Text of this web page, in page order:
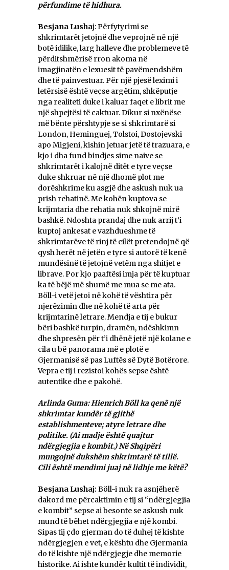
përfundime të hidhura.
Besjana Lushaj: Përfytyrimi se
shkrimtarët jetojnë dhe veprojnë në një
botë idilike, larg halleve dhe problemeve të
përditshmërisë rron akoma në
imagjinatën e lexuesit të pavëmendshëm
dhe të painvestuar. Për një pjesë leximi i
letërsisë është veçse argëtim, shkëputje
nga realiteti duke i kaluar faqet e librit me
një shpejtësi të caktuar. Dikur si nxënëse
më bënte përshtypje se si shkrimtarë si
London, Heminguej, Tolstoi, Dostojevski
apo Migjeni, kishin jetuar jetë të trazuara, e
kjo i dha fund bindjes sime naive se
shkrimtarët i kalojnë ditët e tyre veçse
duke shkruar në një dhomë plot me
dorëshkrime ku asgjë dhe askush nuk ua
prish rehatinë. Me kohën kuptova se
krijmtaria dhe rehatia nuk shkojnë mirë
bashkë. Ndoshta prandaj dhe nuk arrij t’i
kuptoj ankesat e vazhdueshme të
shkrimtarëve të rinj të cilët pretendojnë që
qysh herët në jetën e tyre si autorë të kenë
mundësinë të jetojnë vetëm nga shitjet e
librave. Por kjo paaftësi imja për të kuptuar
ka të bëjë më shumë me mua se me ata.
Böll-i vetë jetoi në kohë të vështira për
njerëzimin dhe në kohë të arta për
krijmtarinë letrare. Mendja e tij e bukur
bëri bashkë turpin, dramën, ndëshkimn
dhe shpresën për t’i dhënë jetë një kolane e
cila u bë panorama më e plotë e
Gjermanisë së pas Luftës së Dytë Botërore.
Vepra e tij i rezistoi kohës sepse është
autentike dhe e pakohë.
Arlinda Guma: Hienrich Böll ka qenë një
shkrimtar kundër të gjithë
establishmenteve; atyre letrare dhe
politike. (Ai madje është quajtur
ndërgjegjia e kombit.) Në Shqipëri
mungojnë dukshëm shkrimtarë të tillë.
Cili është mendimi juaj në lidhje me këtë?
Besjana Lushaj: Böll-i nuk ra asnjëherë
dakord me përcaktimin e tij si “ndërgjegjia
e kombit” sepse ai besonte se askush nuk
mund të bëhet ndërgjegjia e një kombi.
Sipas tij çdo gjerman do të duhej të kishte
ndërgjegjen e vet, e kështu dhe Gjermania
do të kishte një ndërgjegje dhe memorie
historike. Ai ishte kundër kultit të individit,